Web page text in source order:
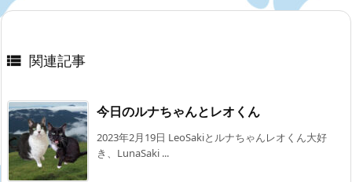
 関連記事
今日のルナちゃんとレオくん
2023年2月19日 LeoSakiとルナちゃんレオくん大好
き、LunaSaki ...